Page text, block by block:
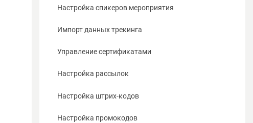
Настройка спикеров мероприятия
Импорт данных трекинга
Управление сертификатами
Настройка рассылок
Настройка штрих-кодов
Настройка промокодов